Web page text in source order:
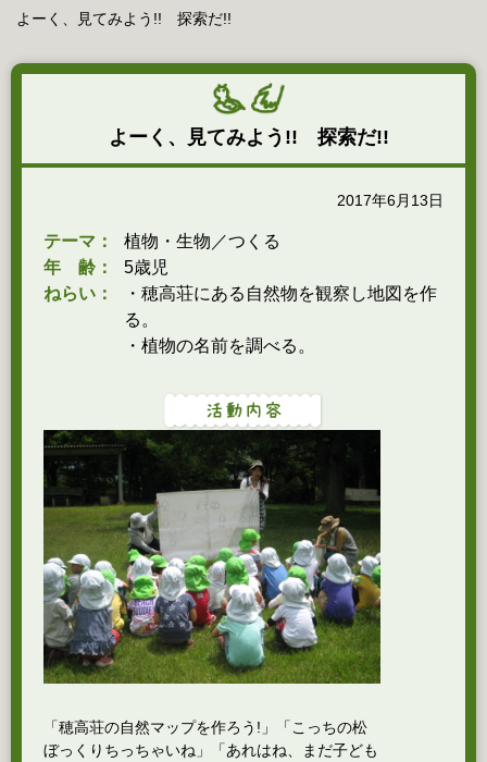
よーく、見てみよう!! 探索だ!!
よーく、見てみよう!! 探索だ!!
2017年6月13日
テーマ：
植物・生物／つくる
年 齢：
5歳児
ねらい：
・穂高荘にある自然物を観察し地図を作
る。
・植物の名前を調べる。
「穂高荘の自然マップを作ろう!」「こっちの松
ぼっくりちっちゃいね」「あれはね、まだ子ども